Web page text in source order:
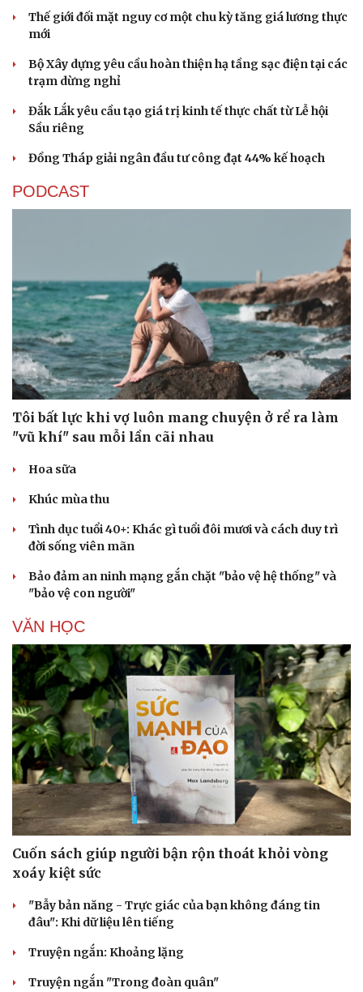
Cải chính
Thế giới đối mặt nguy cơ một chu kỳ tăng giá lương thực
mới
Bộ Xây dựng yêu cầu hoàn thiện hạ tầng sạc điện tại các
trạm dừng nghỉ
Đắk Lắk yêu cầu tạo giá trị kinh tế thực chất từ Lễ hội
Sầu riêng
Đồng Tháp giải ngân đầu tư công đạt 44% kế hoạch
PODCAST
Tôi bất lực khi vợ luôn mang chuyện ở rể ra làm
"vũ khí" sau mỗi lần cãi nhau
Hoa sữa
Khúc mùa thu
Tình dục tuổi 40+: Khác gì tuổi đôi mươi và cách duy trì
đời sống viên mãn
Bảo đảm an ninh mạng gắn chặt "bảo vệ hệ thống" và
"bảo vệ con người"
VĂN HỌC
Cuốn sách giúp người bận rộn thoát khỏi vòng
xoáy kiệt sức
"Bẫy bản năng - Trực giác của bạn không đáng tin
đâu": Khi dữ liệu lên tiếng
Truyện ngắn: Khoảng lặng
Truyện ngắn "Trong đoàn quân"